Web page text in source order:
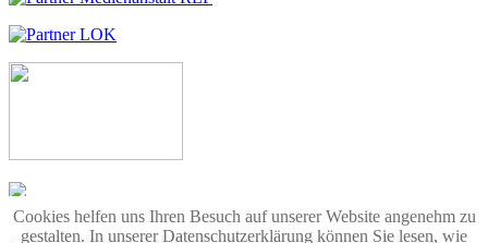
Cookies helfen uns Ihren Besuch auf unserer Website angenehm zu
gestalten. In unserer Datenschutzerklärung können Sie lesen, wie